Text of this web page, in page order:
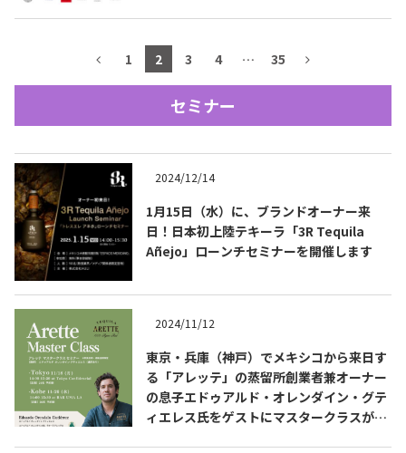
メキシコの記念日
お問合せ
Contact
テキーラ・メスカルが飲める
Bar & Restaurant
Tequila Journal SNS 在日メキシコ大使館 SNS
1 2 3 4 … 35
セミナー
2024/12/14
1月15日（水）に、ブランドオーナー来
日！日本初上陸テキーラ「3R Tequila
Añejo」ローンチセミナーを開催します
2024/11/12
東京・兵庫（神戸）でメキシコから来日す
る「アレッテ」の蒸留所創業者兼オーナー
の息子エドゥアルド・オレンダイン・グテ
ィエレス氏をゲストにマスタークラスが開